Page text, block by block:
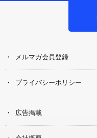
メルマガ会員登録
プライバシーポリシー
広告掲載